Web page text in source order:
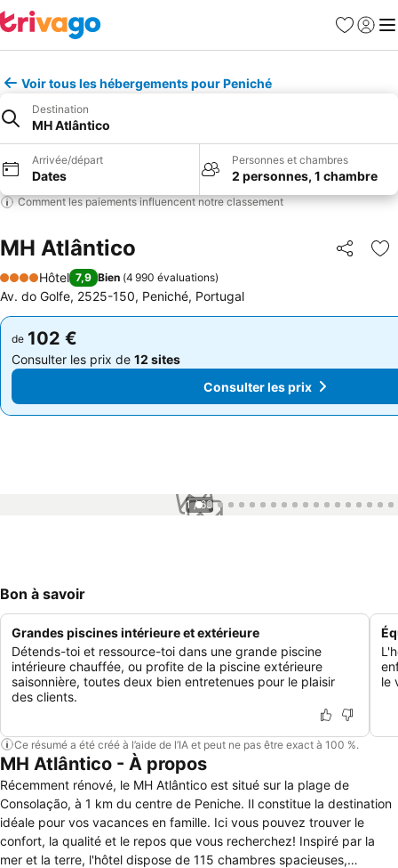
Favoris
Se
Voir tous les hébergements pour Peniché
Destination
MH Atlântico
Arrivée/départ
Dates
Personnes et chambres
2 personnes, 1 chambre
Comment les paiements influencent notre classement
MH Atlântico Partager
4 Étoiles
Hôtel 7,9 Bien (4 990 évaluations)
Av. do Golfe, 2525-150, Peniché, Portugal
de 102 €
Consulter les prix de 12 sites
Consulter les prix
de 102 €
Consulter les prix de 12 sites
Consulter les prix
1 / 63
Bon à savoir
Grandes piscines intérieure et extérieure
Détends-toi et ressource-toi dans une grande piscine
intérieure chauffée, ou profite de la piscine extérieure
saisonnière, toutes deux bien entretenues pour le plaisir
des clients.
le
Ce résumé a été créé à l’aide de l’IA et peut ne pas être exact à 100 %.
MH Atlântico - À propos
Récemment rénové, le MH Atlântico est situé sur la plage de
Consolação, à 1 km du centre de Peniche. Il constitue la destination
idéale pour vos vacances en famille. Ici vous pouvez trouver le
confort, la qualité et le repos que vous recherchez! Inspiré par la
mer et la terre, l'hôtel dispose de 115 chambres spacieuses,